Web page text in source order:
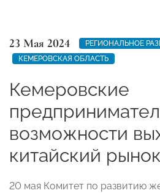
23 Мая 2024
РЕГИОНАЛЬНОЕ
КЕМЕРОВСКАЯ ОБЛАСТЬ
Кемеровские
возможности
китайский рынок
20 мая Комитет по развитию